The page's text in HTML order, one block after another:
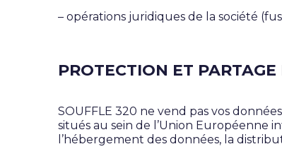
– opérations juridiques de la société
PROTECTION ET
SOUFFLE 320 ne vend pas vos
situés au sein de l’Union Européenne
l’hébergement des données, la